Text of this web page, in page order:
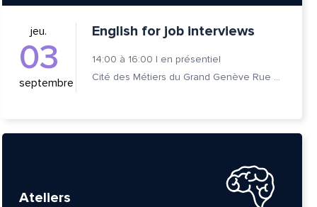
jeu.
03
septembre
English for job interviews
14:00 à 16:00 | en présentiel
Cité des Métiers du Grand Genève Rue Prévost-Martin 6 1205 Genève
Ateliers